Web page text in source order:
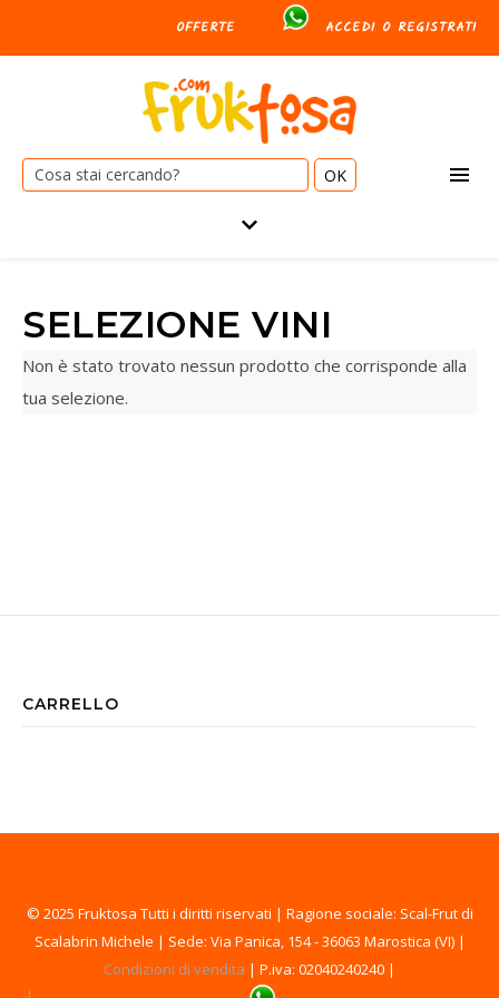
OFFERTE ACCEDI O REGISTRATI
Cerca:
SELEZIONE VINI
Non è stato trovato nessun prodotto che corrisponde alla
tua selezione.
CARRELLO
© 2025 Fruktosa Tutti i diritti riservati | Ragione sociale: Scal-Frut di
Scalabrin Michele | Sede: Via Panica, 154 - 36063 Marostica (VI) |
Condizioni di vendita | P.iva: 02040240240 |